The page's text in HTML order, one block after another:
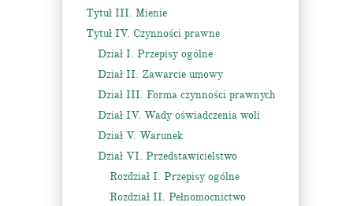
Tytuł III. Mienie
Tytuł IV. Czynności prawne
Dział I. Przepisy ogólne
Dział II. Zawarcie umowy
Dział III. Forma czynności prawnych
Dział IV. Wady oświadczenia woli
Dział V. Warunek
Dział VI. Przedstawicielstwo
Rozdział I. Przepisy ogólne
Rozdział II. Pełnomocnictwo